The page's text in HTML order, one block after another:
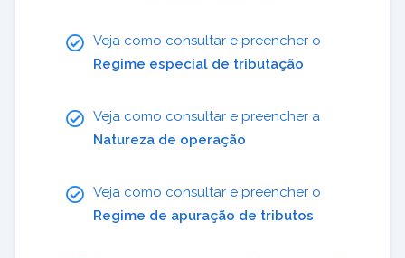
Veja como consultar e preencher o
Regime especial de tributação
Veja como consultar e preencher a
Natureza de operação
Veja como consultar e preencher o
Regime de apuração de tributos